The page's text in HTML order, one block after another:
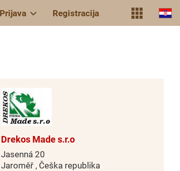
Prijava Registracija
Drekos Made s.r.o
Jasenná 20
Jaroměř , Češka republika